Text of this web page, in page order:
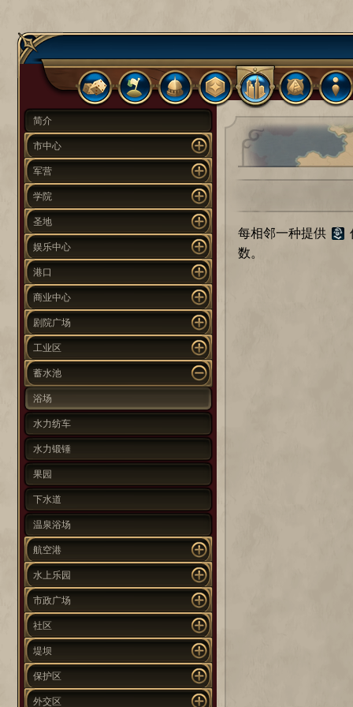
简介
市中心
军营
学院
圣地
娱乐中心
港口
商业中心
剧院广场
工业区
蓄水池
浴场
水力纺车
水力锻锤
果园
下水道
温泉浴场
航空港
水上乐园
市政广场
社区
堤坝
保护区
外交区
每相邻一种提供
数。